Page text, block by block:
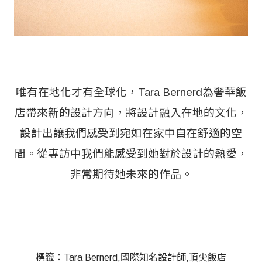
唯有在地化才有全球化，Tara Bernerd為奢華飯
店帶來新的設計方向，將設計融入在地的文化，
設計出讓我們感受到宛如在家中自在舒適的空
間。從專訪中我們能感受到她對於設計的熱愛，
非常期待她未來的作品。
標籤： Tara Bernerd 國際知名設計師 頂尖飯店